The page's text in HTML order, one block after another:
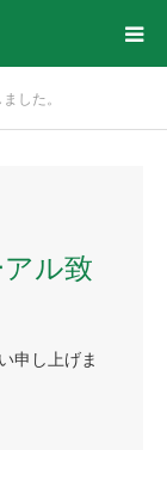
した。
ル致
申し上げま